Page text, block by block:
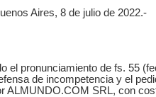
Aires, 8 de julio de 2022.-
el pronunciamiento de fs. 55
de incompetencia y el
ALMUNDO.COM SRL, con